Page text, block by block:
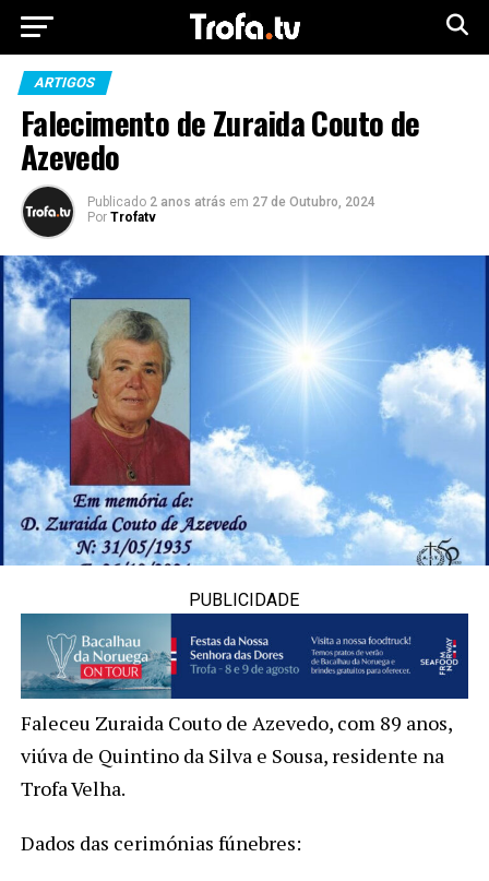
ARTIGOS
Falecimento de Zuraida Couto de
Azevedo
Publicado 2 anos atrás em 27 de Outubro, 2024
Por Trofatv
PUBLICIDADE
Faleceu Zuraida Couto de Azevedo, com 89 anos,
viúva de Quintino da Silva e Sousa, residente na
Trofa Velha.
Dados das cerimónias fúnebres: